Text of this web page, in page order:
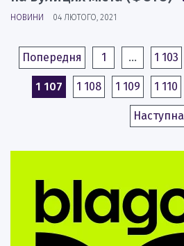
НОВИНИ 04 ЛЮТОГО, 2021
Попередня 1 … 1 103
1 107 1 108 1 109 1 110
Наступна